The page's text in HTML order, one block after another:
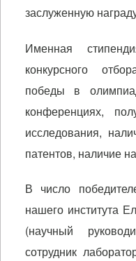
заслуженную
Именная
конкурсного
победы в
конференциях,
исследования,
патентов, наличие
В число
нашего института
(научный
сотрудник